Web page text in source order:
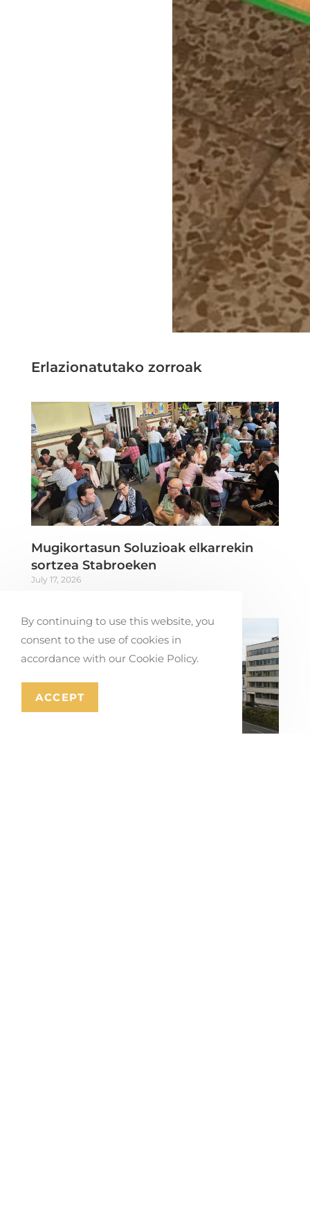
Erlazionatutako zorroak
Mugikortasun Soluzioak elkarrekin
sortzea Stabroeken
July 17, 2026
By continuing to use this website, you
consent to the use of cookies in
accordance with our Cookie Policy.
ACCEPT